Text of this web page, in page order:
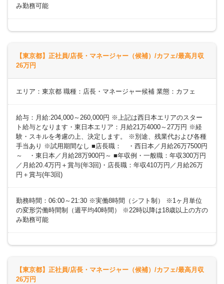
み勤務可能
【東京都】正社員/店長・マネージャー（候補）/カフェ/最高月収
26万円
エリア：東京都 職種：店長・マネージャー候補 業態：カフェ
給与：月給:204,000～260,000円 ※上記は西日本エリアのスター
ト給与となります・東日本エリア：月給21万4000～27万円 ※経
験・スキルを考慮の上、決定します。 ※別途、残業代および各種
手当あり ※試用期間なし ■店長職： ・西日本／月給26万7500円
～ ・東日本／月給28万900円～ ■年収例・一般職：年収300万円
／月給20.4万円＋賞与(年3回)・店長職：年収410万円／月給26万
円＋賞与(年3回)
勤務時間：06:00～21:30 ※実働8時間（シフト制） ※1ヶ月単位
の変形労働時間制（週平均40時間） ※22時以降は18歳以上の方の
み勤務可能
【東京都】正社員/店長・マネージャー（候補）/カフェ/最高月収
26万円